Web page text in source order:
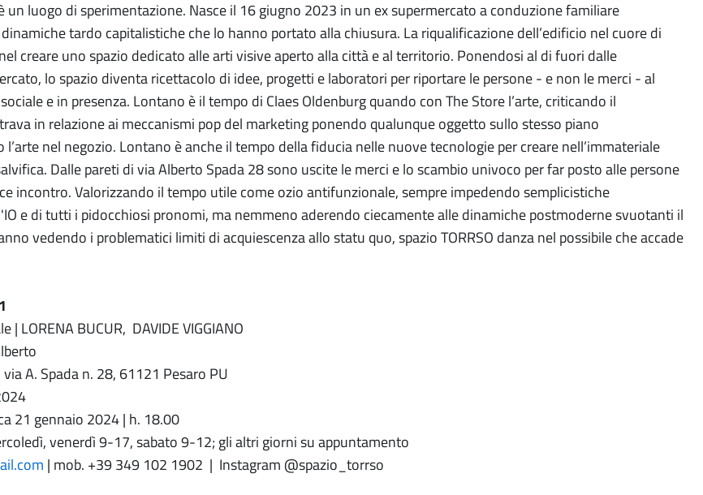
un luogo di sperimentazione. Nasce il 16 giugno 2023 in un ex supermercato a conduzione familiare
tardo capitalistiche che lo hanno portato alla chiusura. La riqualificazione dell’edificio nel cuore di
creare uno spazio dedicato alle arti visive aperto alla città e al territorio. Ponendosi al di fuori dalle
lo spazio diventa ricettacolo di idee, progetti e laboratori per riportare le persone - e non le merci - al
e in presenza. Lontano è il tempo di Claes Oldenburg quando con The Store l’arte, criticando il
in relazione ai meccanismi pop del marketing ponendo qualunque oggetto sullo stesso piano
l’arte nel negozio. Lontano è anche il tempo della fiducia nelle nuove tecnologie per creare nell’immateriale
Dalle pareti di via Alberto Spada 28 sono uscite le merci e lo scambio univoco per far posto alle persone
incontro. Valorizzando il tempo utile come ozio antifunzionale, sempre impedendo semplicistiche
e di tutti i pidocchiosi pronomi, ma nemmeno aderendo ciecamente alle dinamiche postmoderne svuotanti il
vedendo i problematici limiti di acquiescenza allo statu quo, spazio TORRSO danza nel possibile che accade
| LORENA BUCUR, DAVIDE VIGGIANO
via A. Spada n. 28, 61121 Pesaro PU
21 gennaio 2024 | h. 18.00
venerdì 9-17, sabato 9-12; gli altri giorni su appuntamento
| mob. +39 349 102 1902 | Instagram @spazio_torrso